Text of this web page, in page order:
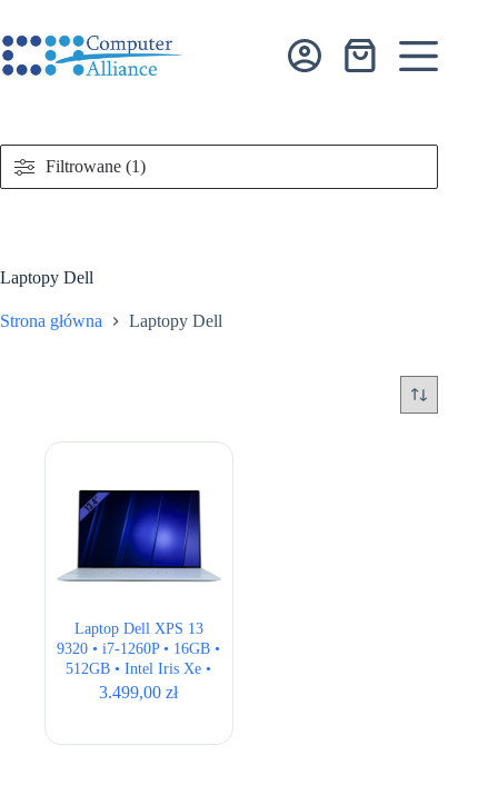
treści
Koszyk
Laptopy Dell
Strona główna Laptopy Dell
Laptop Dell XPS 13
9320 • i7-1260P • 16GB •
512GB • Intel Iris Xe •
13.4″ 3.5K OLED
3.499,00zł
Filtrowane (1)